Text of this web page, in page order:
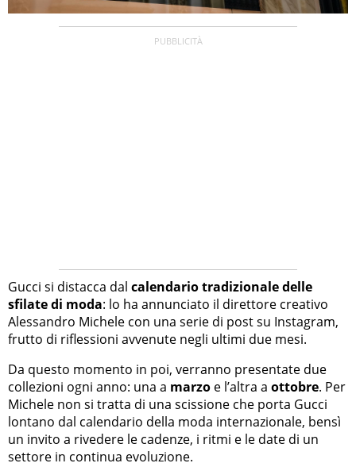
Gucci si distacca dal calendario tradizionale delle
sfilate di moda: lo ha annunciato il direttore creativo
Alessandro Michele con una serie di post su Instagram,
frutto di riflessioni avvenute negli ultimi due mesi.
Da questo momento in poi, verranno presentate due
collezioni ogni anno: una a marzo e l’altra a ottobre. Per
Michele non si tratta di una scissione che porta Gucci
lontano dal calendario della moda internazionale, bensì
un invito a rivedere le cadenze, i ritmi e le date di un
settore in continua evoluzione.